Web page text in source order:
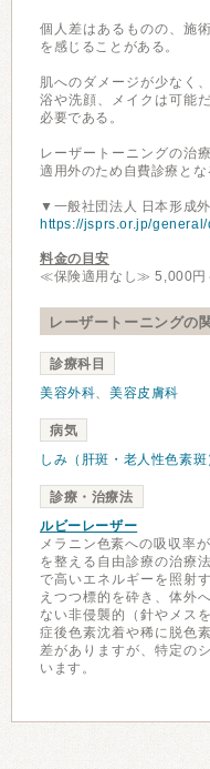
個人差はあるものの、施
を感じることがある。
肌へのダメージが少なく
浴や洗顔、メイクは可能
必要である。
レーザートーニングの治
適用外のため自費診療とな
▼一般社団法人 日本形成
https://jsprs.or.jp/
料金の目安
≪保険適用なし≫ 5,000円
レーザートーニングの
診療科目
美容外科、美容皮膚科
病気
しみ（肝斑・老人性色素斑
診療・治療法
ルビーレーザー
メラニン色素への吸収率
を整える自由診療の治療
で高いエネルギーを照射
えつつ標的を砕き、体外
ない非侵襲的（針やメス
症後色素沈着や稀に脱色
差がありますが、特定の
います。